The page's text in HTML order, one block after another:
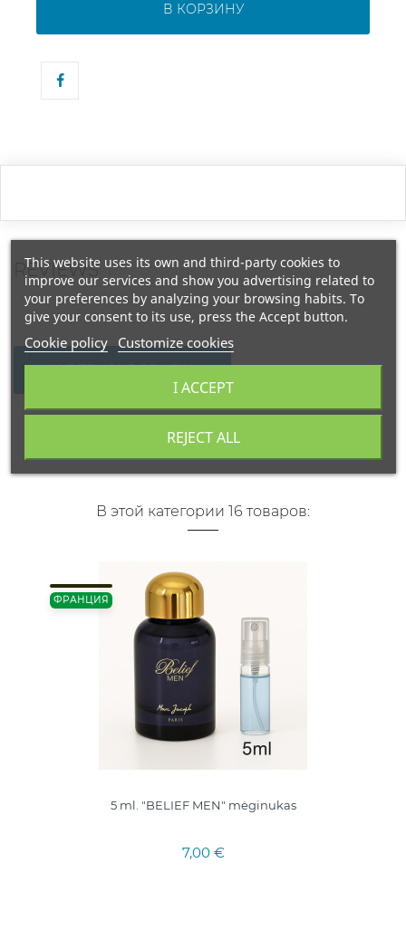
В КОРЗИНУ
REVIEWS
WRITE YOUR REVIEW
В этой категории 16 товаров:
ФРАНЦИЯ
5 ml. "BELIEF MEN" mėginukas
7,00 €
This website uses its own and third-party cookies to
improve our services and show you advertising related to
your preferences by analyzing your browsing habits. To
give your consent to its use, press the Accept button.
Cookie policy Customize cookies
REJECT ALL
I ACCEPT